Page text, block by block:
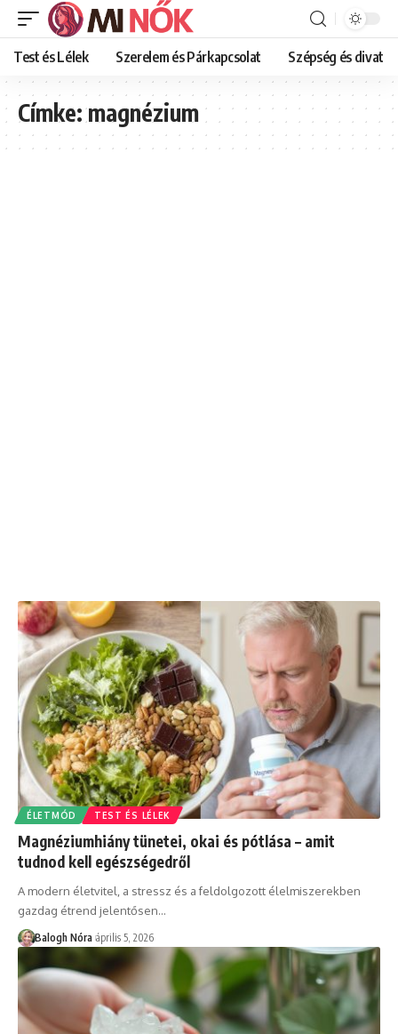
Test és Lélek Szerelem és Párkapcsolat Szépség és divat
Címke:magnézium
ÉLETMÓD TEST ÉS LÉLEK
Magnéziumhiány tünetei, okai és pótlása – amit
tudnod kell egészségedről
A modern életvitel, a stressz és a feldolgozott élelmiszerekben
gazdag étrend jelentősen…
Balogh Nóra április 5, 2026